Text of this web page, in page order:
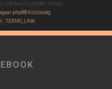
Software © phpBB Limited
phpBB Közösség
|TERMS_LINK